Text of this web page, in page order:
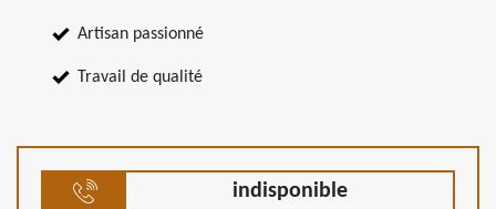
Artisan passionné
Travail de qualité
indisponible